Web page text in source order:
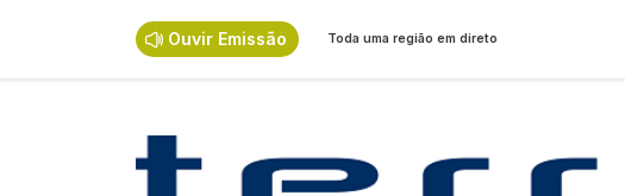
Ouvir Emissão Toda uma região em direto